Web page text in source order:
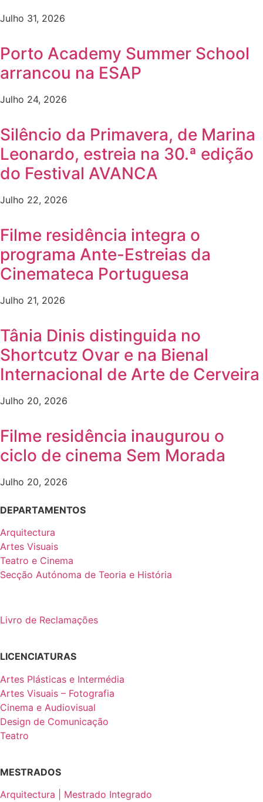
Julho 31, 2026
Porto Academy Summer School
arrancou na ESAP
Julho 24, 2026
Silêncio da Primavera, de Marina
Leonardo, estreia na 30.ª edição
do Festival AVANCA
Julho 22, 2026
Filme residência integra o
programa Ante-Estreias da
Cinemateca Portuguesa
Julho 21, 2026
Tânia Dinis distinguida no
Shortcutz Ovar e na Bienal
Internacional de Arte de Cerveira
Julho 20, 2026
Filme residência inaugurou o
ciclo de cinema Sem Morada
Julho 20, 2026
DEPARTAMENTOS
Arquitectura
Artes Visuais
Teatro e Cinema
Secção Autónoma de Teoria e História
Livro de Reclamações
LICENCIATURAS
Artes Plásticas e Intermédia
Artes Visuais – Fotografia
Cinema e Audiovisual
Design de Comunicação
Teatro
MESTRADOS
Arquitectura | Mestrado Integrado